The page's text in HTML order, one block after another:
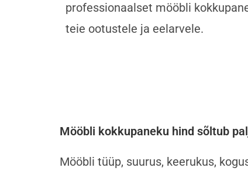
professionaalset mööbli
teie ootustele ja eelarvele.
Mööbli kokkupaneku hind sõltub
Mööbli tüüp, suurus, keerukus,